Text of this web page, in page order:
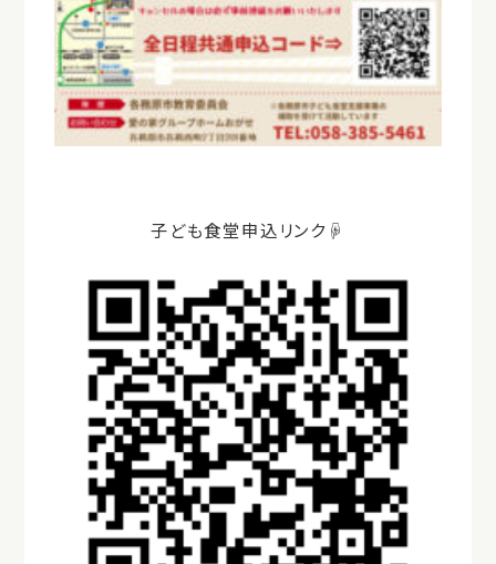
子ども食堂申込リンク☟